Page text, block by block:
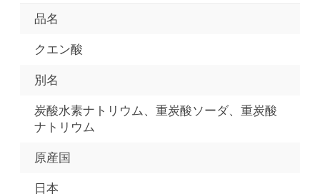
品名
クエン酸
別名
炭酸水素ナトリウム、重炭酸ソーダ、重炭酸
ナトリウム
原産国
日本